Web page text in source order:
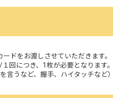
ドをお渡しさせていただきます。
回につき、1枚が必要となります。
うなど、握手、ハイタッチなど